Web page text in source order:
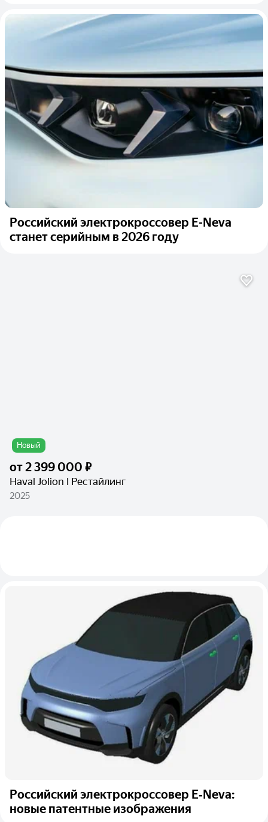
Российский электрокроссовер E-Neva
станет серийным в 2026 году
Новый
от2 399 000 ₽
Haval Jolion I Рестайлинг
2025
Российский электрокроссовер E‑Neva:
новые патентные изображения